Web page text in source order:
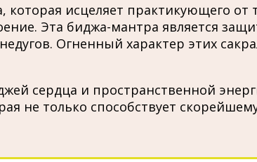
исцеляет практикующего от
Эта биджа-мантра является
Огненный характер этих
сердца и пространственной
не только способствует